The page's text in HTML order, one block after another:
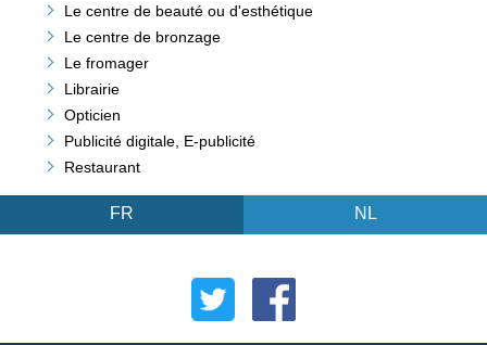
Le centre de beauté ou d'esthétique
Le centre de bronzage
Le fromager
Librairie
Opticien
Publicité digitale, E-publicité
Restaurant
FR NL